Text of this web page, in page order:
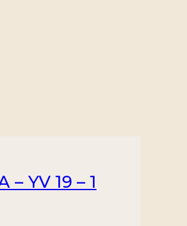
– YV 19 – 1